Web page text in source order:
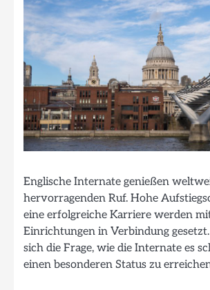
Englische Internate genießen
hervorragenden Ruf. Hohe
eine erfolgreiche Karriere werden
Einrichtungen in Verbindung
sich die Frage, wie die Internate es
einen besonderen Status zu